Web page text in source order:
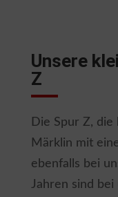
Unsere
Z
Die Spur Z, die
Märklin mit
ebenfalls bei
Jahren sind